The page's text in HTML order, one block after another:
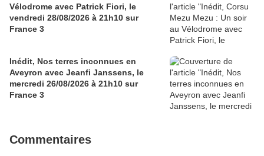
Vélodrome avec Patrick Fiori, le
vendredi 28/08/2026 à 21h10 sur
France 3
Inédit, Nos terres inconnues en
Aveyron avec Jeanfi Janssens, le
mercredi 26/08/2026 à 21h10 sur
France 3
Commentaires